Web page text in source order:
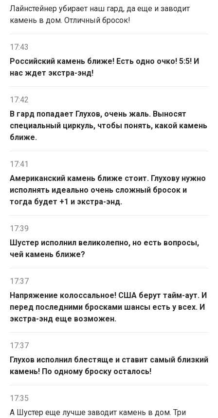
Лайнстейнер убирает наш гард, да еще и заводит
камень в дом. Отличный бросок!
17:43
Российский камень ближе! Есть одно очко! 5:5! И
нас ждет экстра-энд!
17:42
В гард попадает Глухов, очень жаль. Выносят
специальный циркуль, чтобы понять, какой камень
ближе.
17:41
Американский камень ближе стоит. Глухову нужно
исполнять идеально очень сложный бросок и
тогда будет +1 и экстра-энд.
17:39
Шустер исполнил великолепно, но есть вопросы,
чей камень ближе?
17:37
Напряжение колоссальное! США берут тайм-аут. И
перед последними бросками шансы есть у всех. И
экстра-энд еще возможен.
17:37
Глухов исполнил блестяще и ставит самый близкий
камень! По одному броску осталось!
17:35
А Шустер еще лучше заводит камень в дом. Три